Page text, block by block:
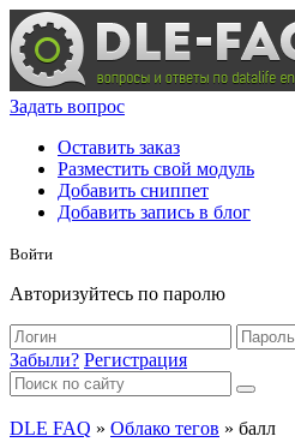
Задать вопрос
Оставить заказ
Разместить свой модуль
Добавить сниппет
Добавить запись в блог
Войти
Авторизуйтесь по паролю
Забыли? Регистрация
DLE FAQ » Облако тегов » балл